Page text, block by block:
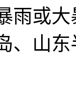
雨或
、山